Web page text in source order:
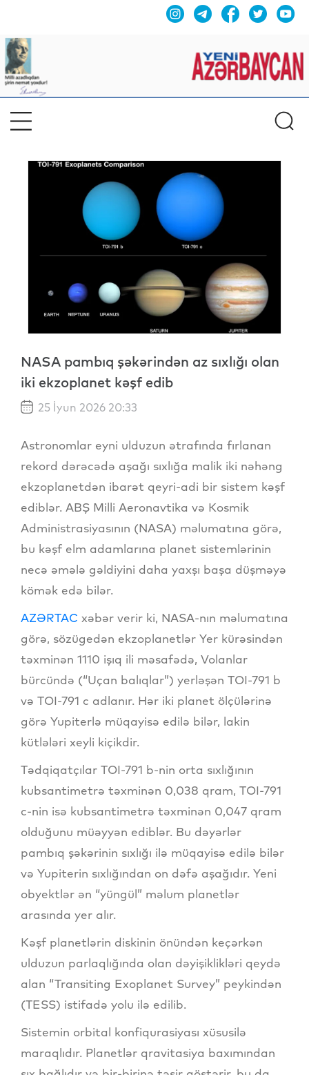
NASA pambıq şəkərindən az sıxlığı olan
iki ekzoplanet kəşf edib
25 İyun 2026 20:33
Astronomlar eyni ulduzun ətrafında fırlanan
rekord dərəcədə aşağı sıxlığa malik iki nəhəng
ekzoplanetdən ibarət qeyri-adi bir sistem kəşf
ediblər. ABŞ Milli Aeronavtika və Kosmik
Administrasiyasının (NASA) məlumatına görə,
bu kəşf elm adamlarına planet sistemlərinin
necə əmələ gəldiyini daha yaxşı başa düşməyə
kömək edə bilər.
AZƏRTAC xəbər verir ki, NASA-nın məlumatına
görə, sözügedən ekzoplanetlər Yer kürəsindən
təxminən 1110 işıq ili məsafədə, Volanlar
bürcündə (“Uçan balıqlar”) yerləşən TOI-791 b
və TOI-791 c adlanır. Hər iki planet ölçülərinə
görə Yupiterlə müqayisə edilə bilər, lakin
kütlələri xeyli kiçikdir.
Tədqiqatçılar TOI-791 b-nin orta sıxlığının
kubsantimetrə təxminən 0,038 qram, TOI-791
c-nin isə kubsantimetrə təxminən 0,047 qram
olduğunu müəyyən ediblər. Bu dəyərlər
pambıq şəkərinin sıxlığı ilə müqayisə edilə bilər
və Yupiterin sıxlığından on dəfə aşağıdır. Yeni
obyektlər ən “yüngül” məlum planetlər
arasında yer alır.
Kəşf planetlərin diskinin önündən keçərkən
ulduzun parlaqlığında olan dəyişiklikləri qeydə
alan “Transiting Exoplanet Survey” peykindən
(TESS) istifadə yolu ilə edilib.
Sistemin orbital konfiqurasiyası xüsusilə
maraqlıdır. Planetlər qravitasiya baxımından